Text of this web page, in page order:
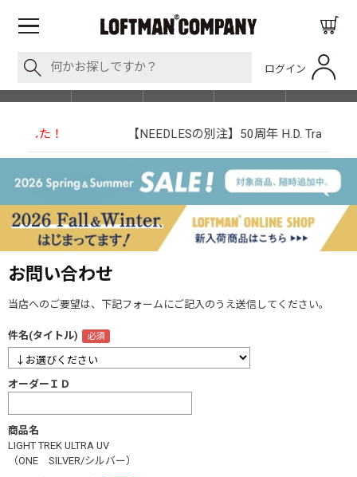
ログイン
SHOP LIST
【NEEDLESの別注】50周年 H.D. Track Pant
お問い合わせ
当店へのご要望は、下記フォームにご記入のうえ送信してください。
件名(タイトル)
オーダーＩＤ
商品名
LIGHT TREK ULTRA UV
（ONE SILVER/シルバー）